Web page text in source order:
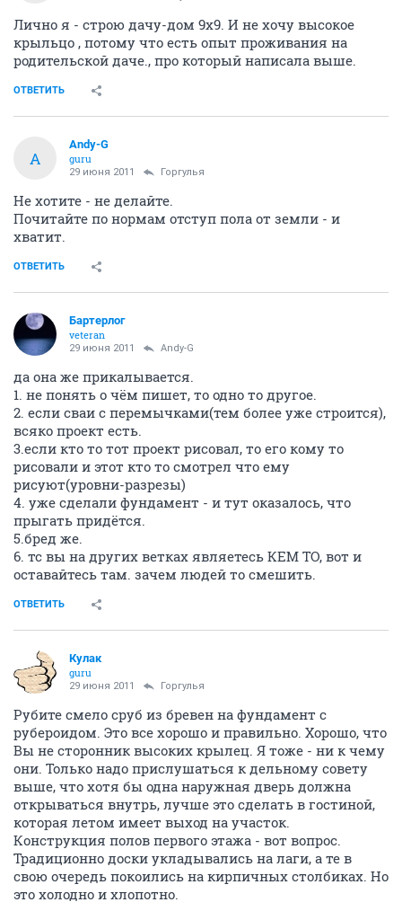
Лично я - строю дачу-дом 9х9. И не хочу высокое
крыльцо , потому что есть опыт проживания на
родительской даче., про который написала выше.
ОТВЕТИТЬ
A
Andy-G
guru
29 июня 2011 Горгулья
Не хотите - не делайте.
Почитайте по нормам отступ пола от земли - и
хватит.
ОТВЕТИТЬ
Бартерлог
veteran
29 июня 2011 Andy-G
да она же прикалывается.
1. не понять о чём пишет, то одно то другое.
2. если сваи с перемычками(тем более уже строится),
всяко проект есть.
3.если кто то тот проект рисовал, то его кому то
рисовали и этот кто то смотрел что ему
рисуют(уровни-разрезы)
4. уже сделали фундамент - и тут оказалось, что
прыгать придётся.
5.бред же.
6. тс вы на других ветках являетесь КЕМ ТО, вот и
оставайтесь там. зачем людей то смешить.
ОТВЕТИТЬ
Кулак
guru
29 июня 2011 Горгулья
Рубите смело сруб из бревен на фундамент с
рубероидом. Это все хорошо и правильно. Хорошо, что
Вы не сторонник высоких крылец. Я тоже - ни к чему
они. Только надо прислушаться к дельному совету
выше, что хотя бы одна наружная дверь должна
открываться внутрь, лучше это сделать в гостиной,
которая летом имеет выход на участок.
Конструкция полов первого этажа - вот вопрос.
Традиционно доски укладывались на лаги, а те в
свою очередь покоились на кирпичных столбиках. Но
это холодно и хлопотно.